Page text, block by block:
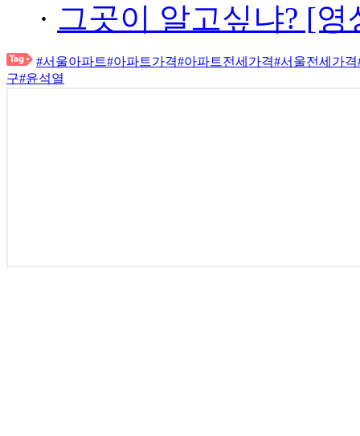
· 그곳이 알고싶냐? [
#서울아파트#아파트가격#아파트전세가격#서울전세가격
구#윤석열